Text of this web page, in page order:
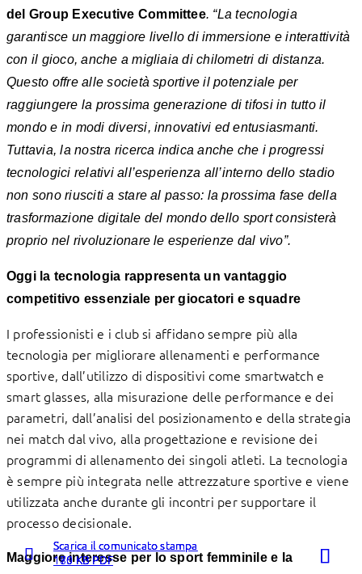
del Group Executive Committee. “La tecnologia
garantisce un maggiore livello di immersione e interattività
con il gioco, anche a migliaia di chilometri di distanza.
Questo offre alle società sportive il potenziale per
raggiungere la prossima generazione di tifosi in tutto il
mondo e in modi diversi, innovativi ed entusiasmanti.
Tuttavia, la nostra ricerca indica anche che i progressi
tecnologici relativi all’esperienza all’interno dello stadio
non sono riusciti a stare al passo: la prossima fase della
trasformazione digitale del mondo dello sport consisterà
proprio nel rivoluzionare le esperienze dal vivo”.
Oggi la tecnologia rappresenta un vantaggio
competitivo essenziale per giocatori e squadre
I professionisti e i club si affidano sempre più alla
tecnologia per migliorare allenamenti e performance
sportive, dall’utilizzo di dispositivi come smartwatch e
smart glasses, alla misurazione delle performance e dei
parametri, dall’analisi del posizionamento e della strategia
nei match dal vivo, alla progettazione e revisione dei
programmi di allenamento dei singoli atleti. La tecnologia
è sempre più integrata nelle attrezzature sportive e viene
utilizzata anche durante gli incontri per supportare il
processo decisionale.
Maggiore interesse per lo sport femminile e la
Scarica il comunicato stampa
175 KB PDF
Scarica il comunicato stampa
170 KB PDF
Scarica il comunicato stampa
180 KB PDF